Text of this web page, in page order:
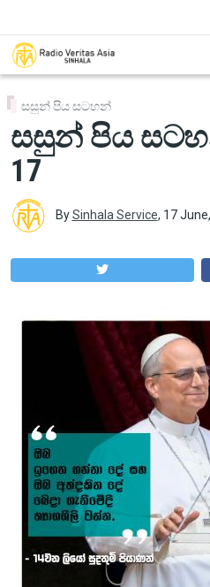
සසුන් පිය සටහන්
සසුන් පිය
17
BySinhala Service, 17